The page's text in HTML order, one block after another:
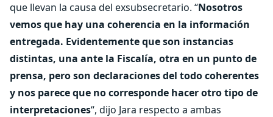
que llevan la causa del exsubsecretario. “Nosotros
vemos que hay una coherencia en la información
entregada. Evidentemente que son instancias
distintas, una ante la Fiscalía, otra en un punto de
prensa, pero son declaraciones del todo coherentes
y nos parece que no corresponde hacer otro tipo de
interpretaciones“, dijo Jara respecto a ambas